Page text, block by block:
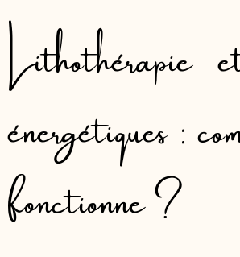
Lithothérapie
énergétiques :
fonctionne ?